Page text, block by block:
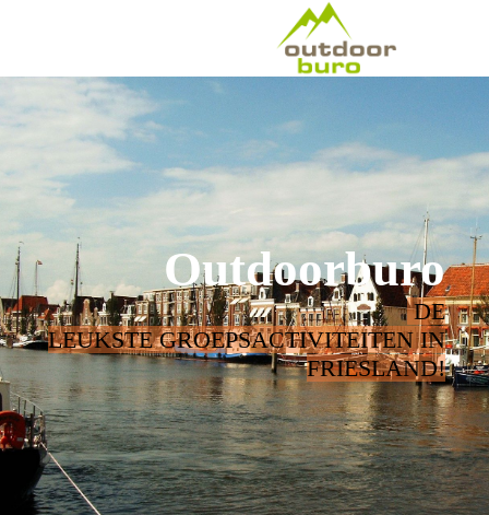
Outdoorburo
DE
LEUKSTE GROEPSACTIVITEITEN IN
FRIESLAND!